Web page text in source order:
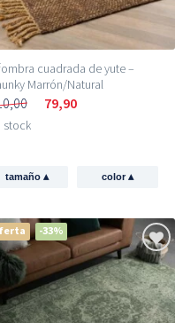
cuadrada de yute –
Marrón/Natural
79,90
stock
tamaño ▴ color▴
-33%